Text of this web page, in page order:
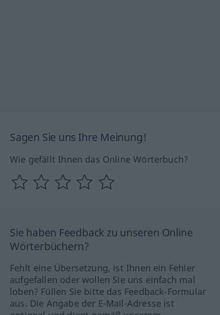
Sagen Sie uns Ihre Meinung!
Wie gefällt Ihnen das Online Wörterbuch?
Sie haben Feedback zu unseren Online
Wörterbüchern?
Fehlt eine Übersetzung, ist Ihnen ein Fehler
aufgefallen oder wollen Sie uns einfach mal
loben? Füllen Sie bitte das Feedback-Formular
aus. Die Angabe der E-Mail-Adresse ist